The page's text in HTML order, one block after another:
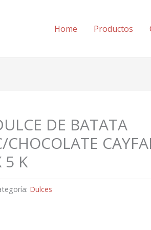
Home Productos
DE BATATA
CHOCOLATE
5 K
Dulces